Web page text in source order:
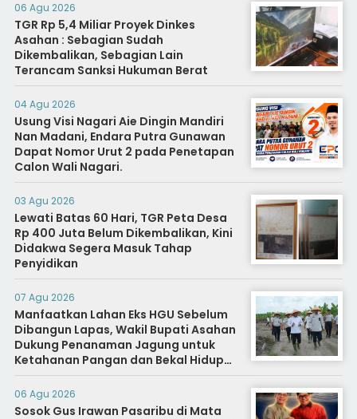
06 Agu 2026
TGR Rp 5,4 Miliar Proyek Dinkes
Asahan : Sebagian Sudah
Dikembalikan, Sebagian Lain
Terancam Sanksi Hukuman Berat
04 Agu 2026
Usung Visi Nagari Aie Dingin Mandiri
Nan Madani, Endara Putra Gunawan
Dapat Nomor Urut 2 pada Penetapan
Calon Wali Nagari.
03 Agu 2026
Lewati Batas 60 Hari, TGR Peta Desa
Rp 400 Juta Belum Dikembalikan, Kini
Didakwa Segera Masuk Tahap
Penyidikan
07 Agu 2026
Manfaatkan Lahan Eks HGU Sebelum
Dibangun Lapas, Wakil Bupati Asahan
Dukung Penanaman Jagung untuk
Ketahanan Pangan dan Bekal Hidup
Warga Binaan
06 Agu 2026
Sosok Gus Irawan Pasaribu di Mata